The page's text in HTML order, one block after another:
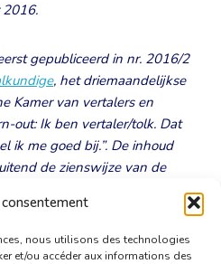
nous utilisons des technologies
et/ou accéder aux informations des
2016.
gepubliceerd in nr. 2016/2
, het driemaandelijkse
Kamer van vertalers en
out: Ik ben vertaler/tolk. Dat
ik me goed bij.”. De inhoud
de zienswijze van de
.